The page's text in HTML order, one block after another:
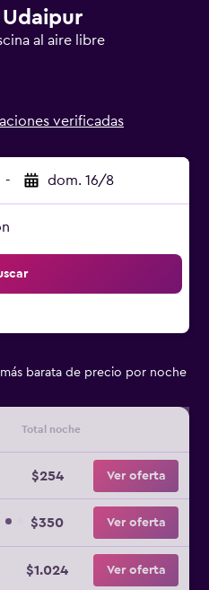
al aire libre
verificadas
- dom. 16/8
barata de precio por noche
Total noche
$254 Ver oferta
$350 Ver oferta
$1.024 Ver oferta